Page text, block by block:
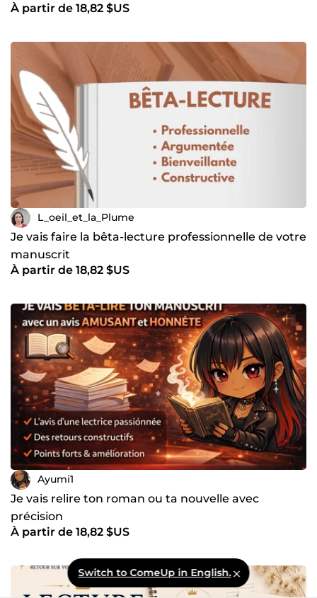
À partir de 18,82 $US
L_oeil_et_la_Plume
Je vais faire la bêta-lecture professionnelle de votre
manuscrit
À partir de 18,82 $US
Ayumi1
Je vais relire ton roman ou ta nouvelle avec
précision
À partir de 18,82 $US
Switch to ComeUp in English.